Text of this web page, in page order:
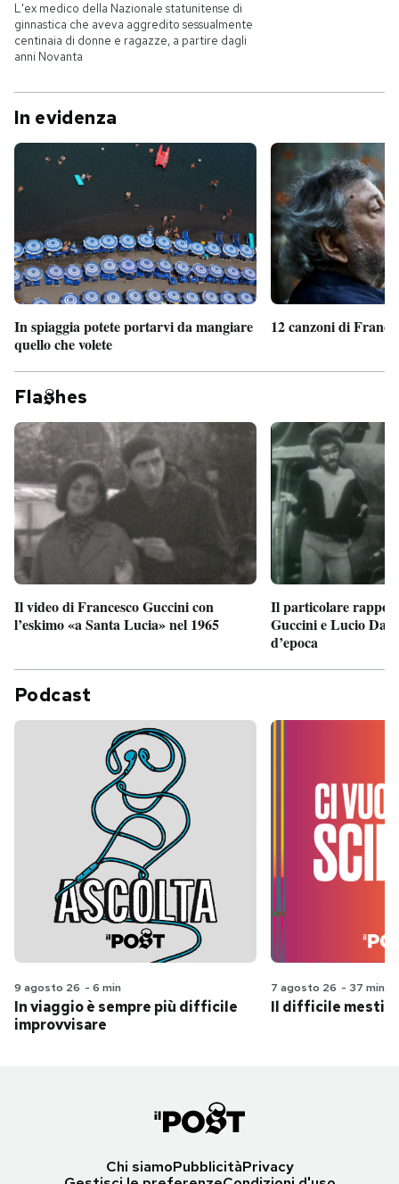
L'ex medico della Nazionale statunitense di
ginnastica che aveva aggredito sessualmente
centinaia di donne e ragazze, a partire dagli
anni Novanta
In evidenza
In spiaggia potete portarvi da mangiare
quello che volete
12 canzoni di
Fla hes
Il video di Francesco Guccini con
l’eskimo «a Santa Lucia» nel 1965
Il particolare
Guccini e Lucio
d’epoca
Podcast
9 agosto 26 - 6 min
In viaggio è sempre più difficile
improvvisare
7 agosto 26 - 37 min
Il difficile
Chi siamoPubblicitàPrivacy